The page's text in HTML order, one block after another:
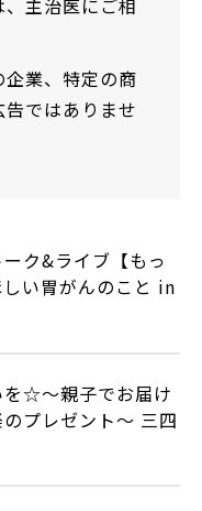
主治医にご相
業、特定の商
ではありませ
ク&ライブ【もっ
しい胃がんのこと in
☆～親子でお届け
プレゼント～ 三四